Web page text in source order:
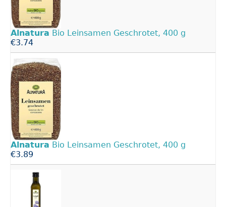
Alnatura Bio Leinsamen Geschrotet, 400 g
€3.74
Alnatura Bio Leinsamen Geschrotet, 400 g
€3.89